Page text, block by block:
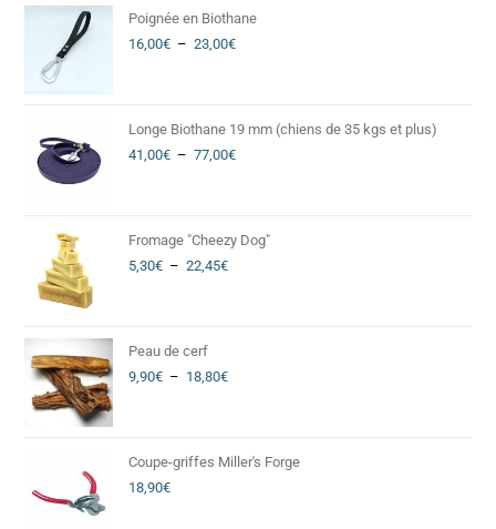
Poignée en Biothane
16,00€ – 23,00€
Longe Biothane 19 mm (chiens de 35 kgs et plus)
41,00€ – 77,00€
Fromage "Cheezy Dog"
5,30€ – 22,45€
Peau de cerf
9,90€ – 18,80€
Coupe-griffes Miller's Forge
18,90€